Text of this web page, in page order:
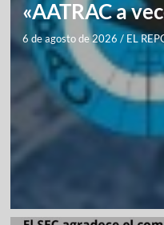
«AATRAC a
6 de agosto de 2026 / EL